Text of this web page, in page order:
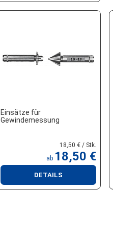
Einsätze für
Gewindemessung
18,50 € / Stk.
ab 18,50 €
DETAILS